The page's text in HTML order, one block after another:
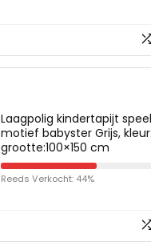
Laagpolig kindertapijt
motief babyster Grijs,
grootte:100×150 cm
Reeds Verkocht: 44%